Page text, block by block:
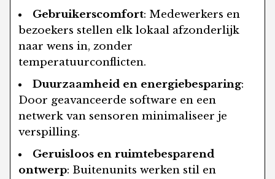
Gebruikerscomfort: Medewerkers en
bezoekers stellen elk lokaal afzonderlijk
naar wens in, zonder
temperatuurconflicten.
Duurzaamheid en energiebesparing:
Door geavanceerde software en een
netwerk van sensoren minimaliseer je
verspilling.
Geruisloos en ruimtebesparend
ontwerp: Buitenunits werken stil en